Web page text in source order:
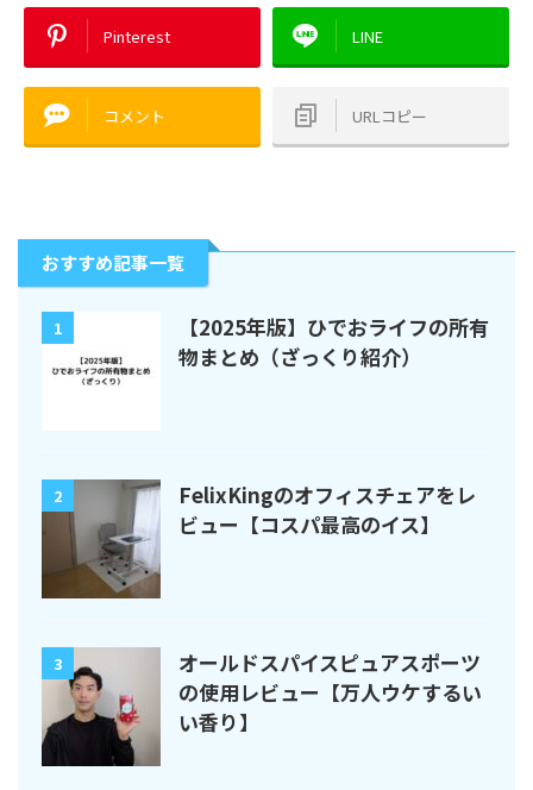
Pinterest LINE
コメント URLコピー
おすすめ記事一覧
1
【2025年版】ひでおライフの所有
物まとめ（ざっくり紹介）
2
FelixKingのオフィスチェアをレ
ビュー【コスパ最高のイス】
3
オールドスパイスピュアスポーツ
の使用レビュー【万人ウケするい
い香り】